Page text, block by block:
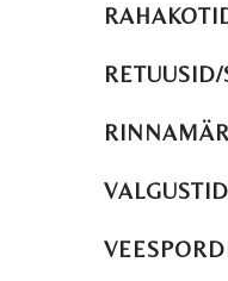
VALGUSTID